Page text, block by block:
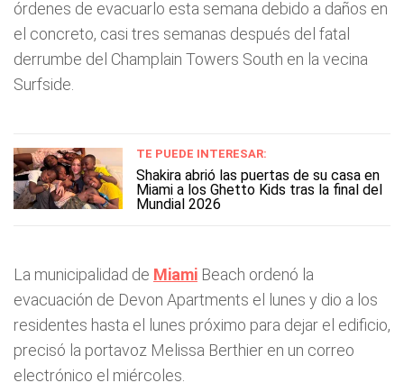
órdenes de evacuarlo esta semana debido a daños en
el concreto, casi tres semanas después del fatal
derrumbe del Champlain Towers South en la vecina
Surfside.
TE PUEDE INTERESAR:
Shakira abrió las puertas de su casa en
Miami a los Ghetto Kids tras la final del
Mundial 2026
La municipalidad de Miami Beach ordenó la
evacuación de Devon Apartments el lunes y dio a los
residentes hasta el lunes próximo para dejar el edificio,
precisó la portavoz Melissa Berthier en un correo
electrónico el miércoles.